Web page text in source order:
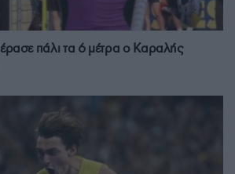
πάλι τα 6 μέτρα ο Καραλής